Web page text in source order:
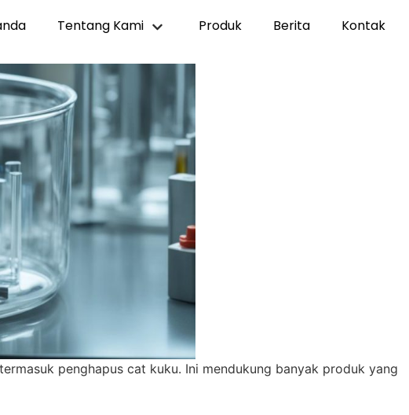
Tentang Kami Produk Berita Kontak
penghapus cat kuku. Ini mendukung banyak produk yang